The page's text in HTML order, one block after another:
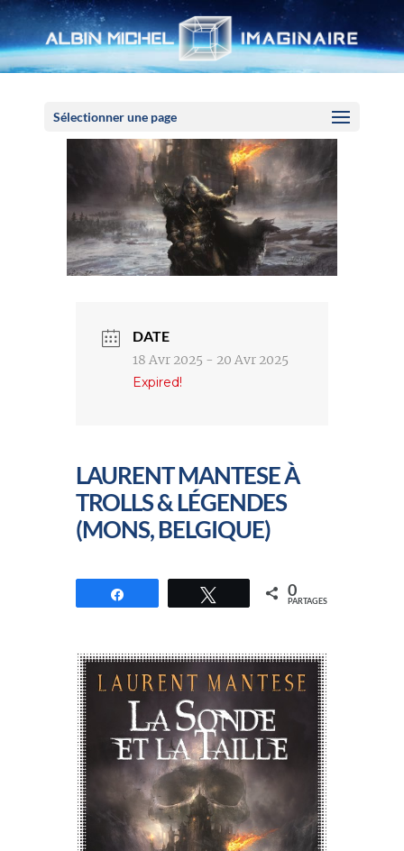
Sélectionner une page
DATE
18 Avr 2025 - 20 Avr 2025
Expired!
LAURENT MANTESE À
TROLLS & LÉGENDES
(MONS, BELGIQUE)
Tweetez 0
PARTAGES
Panneau de gestion des cookies